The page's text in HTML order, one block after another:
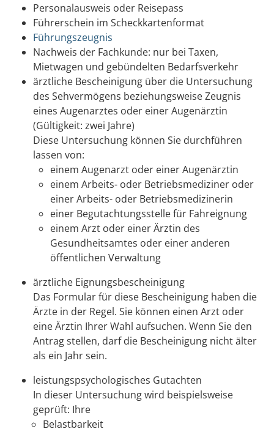
Personalausweis oder Reisepass
Führerschein im Scheckkartenformat
Führungszeugnis
Nachweis der Fachkunde: nur bei Taxen,
Mietwagen und gebündelten Bedarfsverkehr
ärztliche Bescheinigung über die Untersuchung
des Sehvermögens beziehungsweise Zeugnis
eines Augenarztes oder einer Augenärztin
(Gültigkeit: zwei Jahre)
Diese Untersuchung können Sie durchführen
lassen von:
einem Augenarzt oder einer Augenärztin
einem Arbeits- oder Betriebsmediziner oder
einer Arbeits- oder Betriebsmedizinerin
einer Begutachtungsstelle für Fahreignung
einem Arzt oder einer Ärztin des
Gesundheitsamtes oder einer anderen
öffentlichen Verwaltung
ärztliche Eignungsbescheinigung
Das Formular für diese Bescheinigung haben die
Ärzte in der Regel. Sie können einen Arzt oder
eine Ärztin Ihrer Wahl aufsuchen. Wenn Sie den
Antrag stellen, darf die Bescheinigung nicht älter
als ein Jahr sein.
leistungspsychologisches Gutachten
In dieser Untersuchung wird beispielsweise
geprüft: Ihre
Belastbarkeit